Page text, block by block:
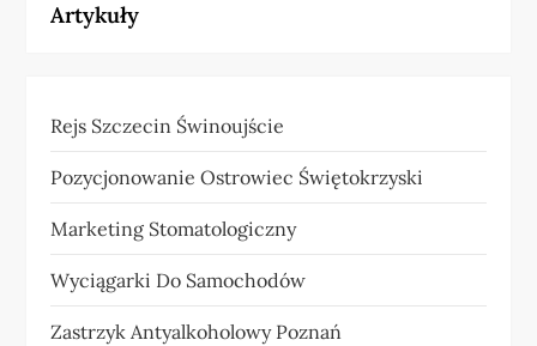
Artykuły
Rejs Szczecin Świnoujście
Pozycjonowanie Ostrowiec Świętokrzyski
Marketing Stomatologiczny
Wyciągarki Do Samochodów
Zastrzyk Antyalkoholowy Poznań